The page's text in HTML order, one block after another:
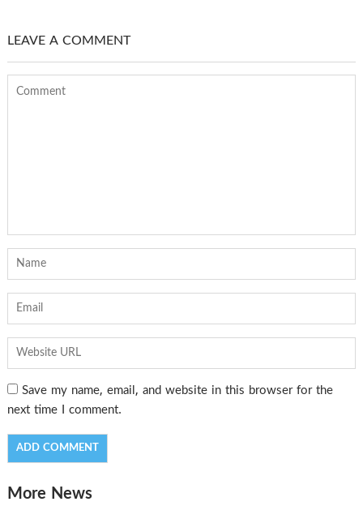
LEAVE A COMMENT
Save my name, email, and website in this browser for the
next time I comment.
More News